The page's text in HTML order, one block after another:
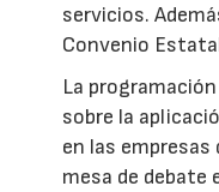
servicios.
Convenio
La
sobre la
en las empresas
mesa de debate